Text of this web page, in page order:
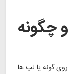
چگونه
گونه یا لپ ها